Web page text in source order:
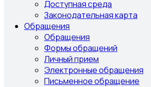
Доступная среда
Законодательная карта
Обращения
Обращения
Формы обращений
Личный прием
Электронные обращения
Письменное обращение